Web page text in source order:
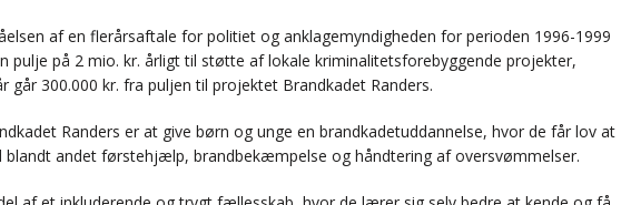
af en flerårsaftale for politiet og anklagemyndigheden for perioden 1996-1999
pulje på 2 mio. kr. årligt til støtte af lokale kriminalitetsforebyggende projekter,
går 300.000 kr. fra puljen til projektet Brandkadet Randers.
Randers er at give børn og unge en brandkadetuddannelse, hvor de får lov at
andet førstehjælp, brandbekæmpelse og håndtering af oversvømmelser.